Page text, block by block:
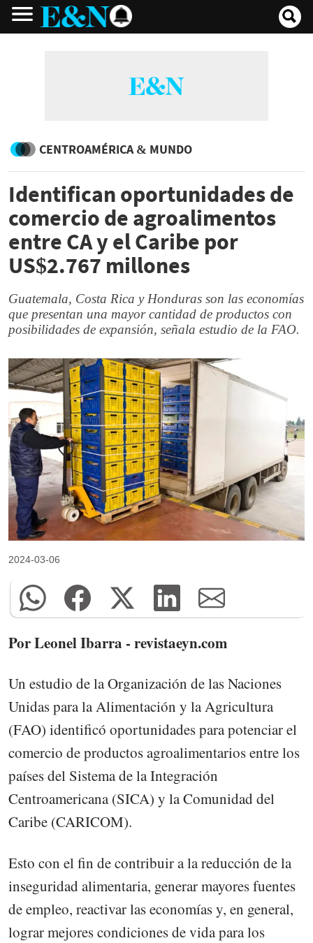
CENTROAMÉRICA & MUNDO
Identifican oportunidades de
comercio de agroalimentos
entre CA y el Caribe por
US$2.767 millones
Guatemala, Costa Rica y Honduras son las economías
que presentan una mayor cantidad de productos con
posibilidades de expansión, señala estudio de la FAO.
2024-03-06
Por Leonel Ibarra - revistaeyn.com
Un estudio de la Organización de las Naciones
Unidas para la Alimentación y la Agricultura
(FAO) identificó oportunidades para potenciar el
comercio de productos agroalimentarios entre los
países del Sistema de la Integración
Centroamericana (SICA) y la Comunidad del
Caribe (CARICOM).
Esto con el fin de contribuir a la reducción de la
inseguridad alimentaria, generar mayores fuentes
de empleo, reactivar las economías y, en general,
lograr mejores condiciones de vida para los